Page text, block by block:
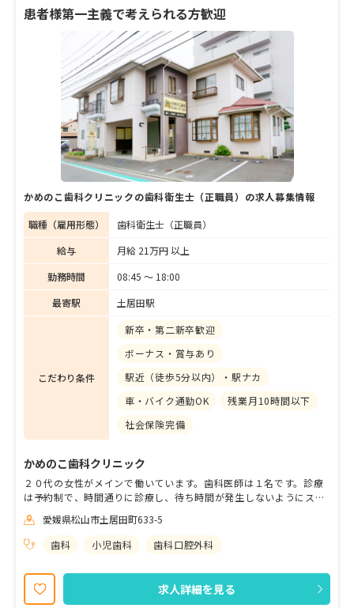
家族一緒に診療が受けられるファミリールー
ムを設けたり、訪問診療を実施したりと配
慮。丁寧でわかりやすい説明を行い、患者が
より安心し、リラックスして治療に臨めるよ
うに注力している。「患者さんも私たちも楽
しく、笑顔の生まれる場所にできたら」と話
す大西院長に、開院に際しての思いや今後の
展望について、たっぷりと話してもらった。
患者様第一主義で考えられる方歓迎
かめのこ歯科クリニックの歯科衛生士（正職員）の求人募集情報
職種（雇用形態）
歯科衛生士（正職員）
給与
月給 21万円 以上
勤務時間
08:45 〜 18:00
最寄駅
土居田駅
こだわり条件
新卒・第二新卒歓迎
ボーナス・賞与あり
駅近（徒歩5分以内）・駅ナカ
車・バイク通勤OK
残業月10時間以下
社会保険完備
かめのこ歯科クリニック
２０代の女性がメインで働いています。歯科医師は１名です。診療
は予約制で、時間通りに診療し、待ち時間が発生しないようにスタ
体時間通りに勤務が終わります。
愛媛県松山市土居田町633-5
歯科
小児歯科 歯科口腔外科
求人詳細を見る